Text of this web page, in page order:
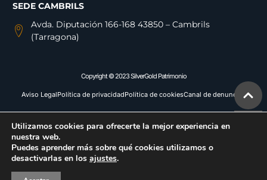
SEDE CAMBRILS
Avda. Diputación 166-168 43850 – Cambrils
(Tarragona)
Copyright © 2023 SilverGold Patrimonio
Aviso LegalPolítica de privacidadPolítica de cookiesCanal de denuncias
Utilizamos cookies para ofrecerte la mejor experiencia en
nuestra web.
Puedes aprender más sobre qué cookies utilizamos o
desactivarlas en los ajustes.